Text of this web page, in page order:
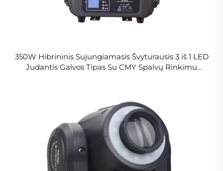
350W Hibrininis Sujungiamasis Švyturausis 3 iš 1 LED
Judantis Galvos Tipas Su CMY Spalvų Rinkimu